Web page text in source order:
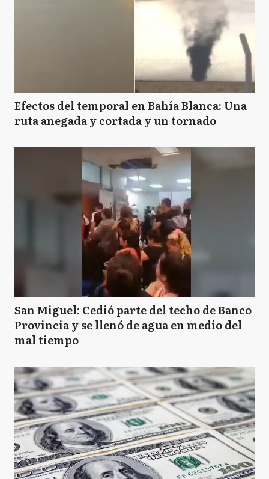
Efectos del temporal en Bahía Blanca: Una
ruta anegada y cortada y un tornado
San Miguel: Cedió parte del techo de Banco
Provincia y se llenó de agua en medio del
mal tiempo